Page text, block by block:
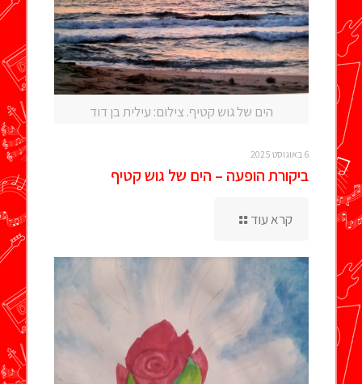
הים של גוש קטיף. צילום: עילית בן דוד
6 באוגוסט 2025
ביקורת הופעה – הים של גוש קטיף
קרא עוד